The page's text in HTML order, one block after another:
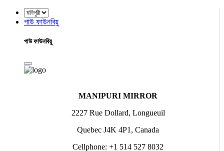
পাউ ফাউনবিয়ু
পাউ ফাউনবিয়ু
MANIPURI MIRROR
2227 Rue Dollard, Longueuil
Quebec J4K 4P1, Canada
Cellphone: +1 514 527 8032